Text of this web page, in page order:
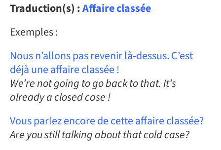
Traduction(s) :Affaire classée
Exemples :
Nous n’allons pas revenir là-dessus. C’est
déjà une affaire classée !
We’re not going to go back to that. It’s
already a closed case !
Vous parlez encore de cette affaire classée?
Are you still talking about that cold case?